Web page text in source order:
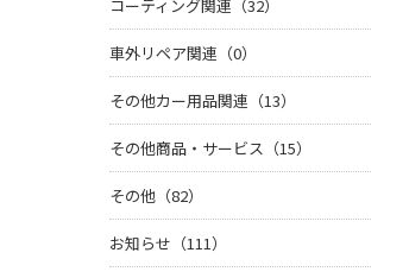
コーティング関連（32）
車外リペア関連（0）
その他カー用品関連（13）
その他商品・サービス（15）
その他（82）
お知らせ（111）